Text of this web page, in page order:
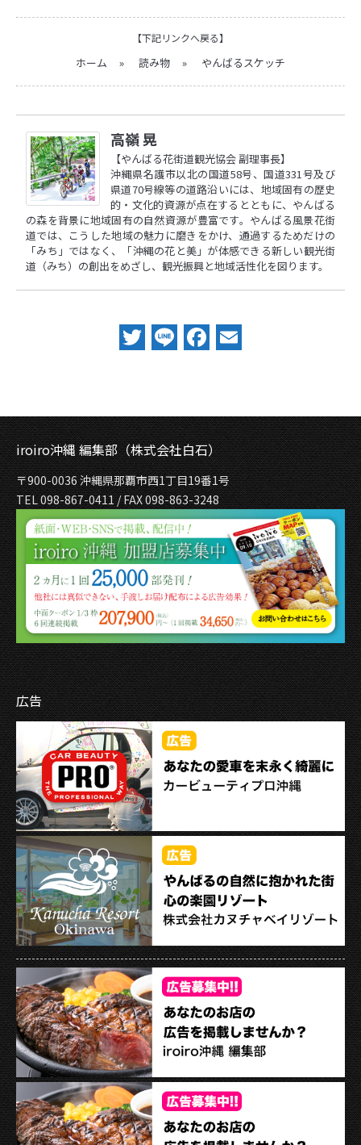
【下記リンクへ戻る】
ホーム » 読み物 » やんばるスケッチ
高嶺 晃
【やんばる花街道観光協会 副理事長】
沖縄県名護市以北の国道58号、国道331号及び
県道70号線等の道路沿いには、地域固有の歴史
的・文化的資源が点在するとともに、やんばる
の森を背景に地域固有の自然資源が豊富です。やんばる風景花街
道では、こうした地域の魅力に磨きをかけ、通過するためだけの
「みち」ではなく、「沖縄の花と美」が体感できる新しい観光街
道（みち）の創出をめざし、観光振興と地域活性化を図ります。
Twitter
LineFacebook
iroiro沖縄 編集部（株式会社白石）
〒900-0036 沖縄県那覇市西1丁目19番1号
TEL 098-867-0411 / FAX 098-863-3248
広告